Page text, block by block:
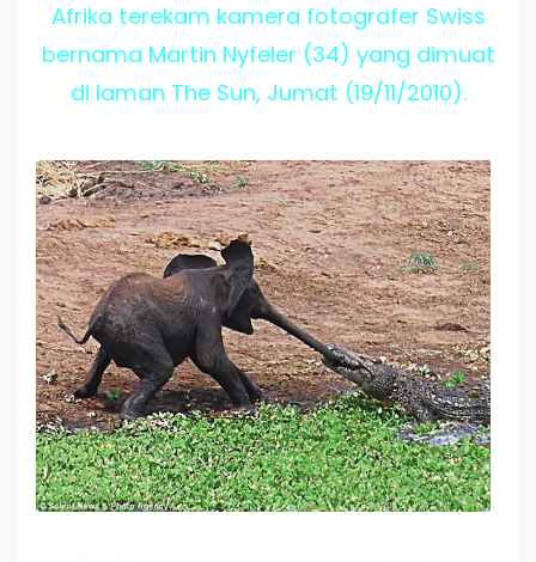
Afrika terekam kamera fotografer Swiss
bernama Martin Nyfeler (34) yang dimuat
di laman The Sun, Jumat (19/11/2010).